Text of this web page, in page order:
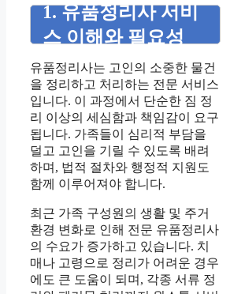
1. 유품정리사 서비
스 이해와 필요성
유품정리사는 고인의 소중한 물건
을 정리하고 처리하는 전문 서비스
입니다. 이 과정에서 단순한 짐 정
리 이상의 세심함과 책임감이 요구
됩니다. 가족들이 심리적 부담을
덜고 고인을 기릴 수 있도록 배려
하며, 법적 절차와 행정적 지원도
함께 이루어져야 합니다.
최근 가족 구성원의 생활 및 주거
환경 변화로 인해 전문 유품정리사
의 수요가 증가하고 있습니다. 치
매나 고령으로 정리가 어려운 경우
에도 큰 도움이 되며, 각종 서류 정